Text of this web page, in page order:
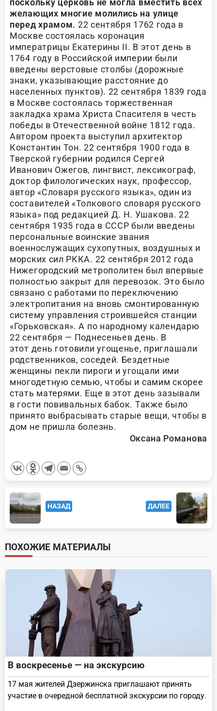
желающих многие молились на улице
перед храмом. 22 сентября 1762 года в
Москве состоялась коронация
императрицы Екатерины II. В этот день в
1764 году в Российской империи были
введены верстовые столбы (дорожные
знаки, указывающие расстояние до
населенных пунктов). 22 сентября 1839 года
в Москве состоялась торжественная
закладка храма Христа Спасителя в честь
победы в Отечественной войне 1812 года.
Автором проекта выступил архитектор
Константин Тон. 22 сентября 1900 года в
Тверской губернии родился Сергей
Иванович Ожегов, лингвист, лексикограф,
доктор филологических наук, профессор,
автор «Словаря русского языка», один из
составителей «Толкового словаря русского
языка» под редакцией Д. Н. Ушакова. 22
сентября 1935 года в СССР были введены
персональные воинские звания
военнослужащих сухопутных, воздушных и
морских сил РККА. 22 сентября 2012 года
Нижегородский метрополитен был впервые
полностью закрыт для перевозок. Это было
связано с работами по переключению
электропитания на вновь смонтированную
систему управления строившейся станции
«Горьковская». А по народному календарю
22 сентября — Поднесеньев день. В
этот день готовили угощенье, приглашали
родственников, соседей. Бездетные
женщины пекли пироги и угощали ими
многодетную семью, чтобы и самим скорее
стать матерями. Еще в этот день зазывали
в гости повивальных бабок. Также было
принято выбрасывать старые вещи, чтобы в
дом не пришла болезнь.
Оксана Романова
<span
class="nav-
subtitle
screen-
reader-
text">Page</span>
НАЗАД ДАЛЕЕ
ПОХОЖИЕ МАТЕРИАЛЫ
В воскресенье — на экскурсию
17 мая жителей Дзержинска приглашают принять
участие в очередной бесплатной экскурсии по городу.